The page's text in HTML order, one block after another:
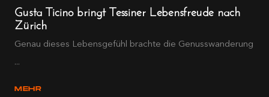
Gusta Ticino bringt Tessiner Lebensfreude nach
Zürich
Genau dieses Lebensgefühl brachte die Genusswanderung
...
MEHR